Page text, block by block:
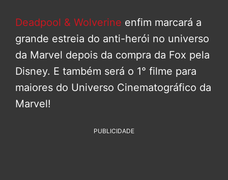
Deadpool & Wolverine enfim marcará a
grande estreia do anti-herói no universo
da Marvel depois da compra da Fox pela
Disney. E também será o 1° filme para
maiores do Universo Cinematográfico da
Marvel!
PUBLICIDADE